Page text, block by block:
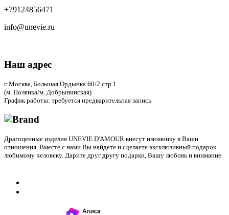
+79124856471
info@unevie.ru
Наш адрес
г. Москва, Большая Ордынка 60/2 стр.1
(м. Полянка/м. Добрынинская)
График работы: требуется предварительная запись
Драгоценные изделия UNEVIE D'AMOUR внесут изюминку в Ваши
отношения. Вместе с нами Вы найдете и сделаете эксклюзивный подарок
любимому человеку. Дарите друг другу подарки, Вашу любовь и внимание.